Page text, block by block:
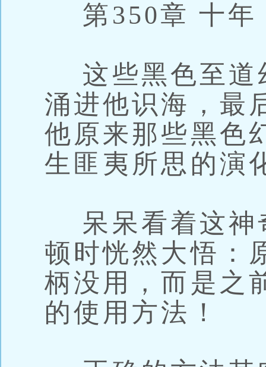
第350章 十年
这些黑色至道
涌进他识海，最
他原来那些黑色
生匪夷所思的演
呆呆看着这神
顿时恍然大悟：
柄没用，而是之
的使用方法！